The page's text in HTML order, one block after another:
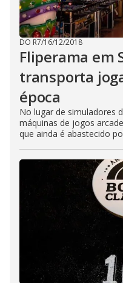
DO R7/16/12/2018
Fliperama em
transporta
época
No lugar de simuladores
máquinas de jogos
que ainda é abastecido